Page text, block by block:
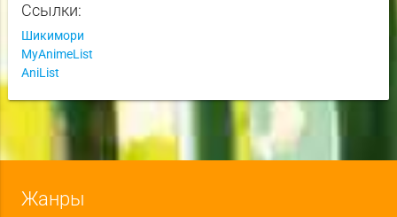
Ссылки:
Шикимори
MyAnimeList
AniList
Жанры